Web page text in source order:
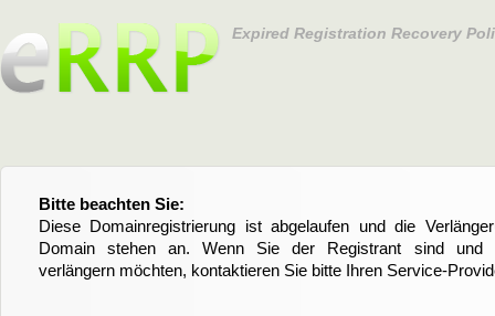
Expired Registration Recovery
Bitte beachten Sie:
Diese Domainregistrierung ist abgelaufen und die
Domain stehen an. Wenn Sie der Registrant sind und
verlängern möchten, kontaktieren Sie bitte Ihren Service-